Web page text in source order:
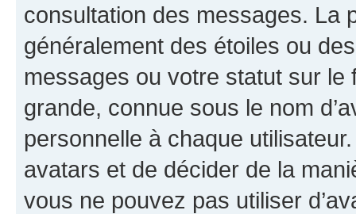
consultation des messages. La
généralement des étoiles ou
messages ou votre statut sur
grande, connue sous le nom
personnelle à chaque utilisateur.
avatars et de décider de la
vous ne pouvez pas utiliser